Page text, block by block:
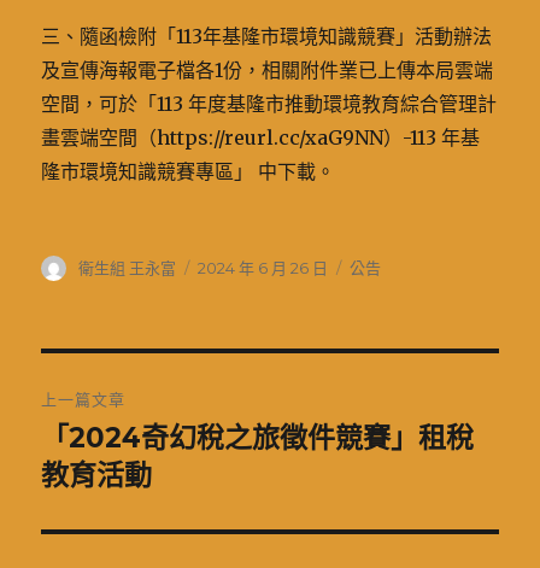
三、隨函檢附「113年基隆市環境知識競賽」活動辦法
及宣傳海報電子檔各1份，相關附件業已上傳本局雲端
空間，可於「113 年度基隆市推動環境教育綜合管理計
畫雲端空間（https://reurl.cc/xaG9NN）-113 年基
隆市環境知識競賽專區」 中下載。
作
衛生組 王永富
發
2024 年 6 月 26 日
分
公告
章
導
覽
上一篇文章
上
一
文
「2024奇幻稅之旅徵件競賽」租稅
教育活動